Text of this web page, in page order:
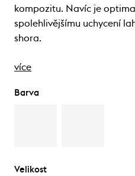
kompozitu. Navíc je
spolehlivějšímu uchycení
shora.
více
Barva
Velikost